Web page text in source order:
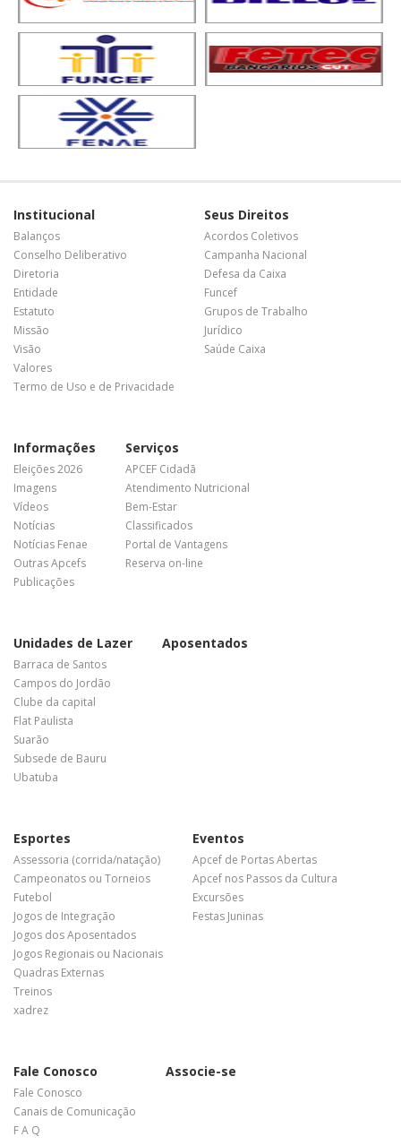
Institucional
Balanços
Conselho Deliberativo
Diretoria
Entidade
Estatuto
Missão
Visão
Valores
Termo de Uso e de Privacidade
Seus Direitos
Acordos Coletivos
Campanha Nacional
Defesa da Caixa
Funcef
Grupos de Trabalho
Jurídico
Saúde Caixa
Informações
Eleições 2026
Imagens
Vídeos
Notícias
Notícias Fenae
Outras Apcefs
Publicações
Serviços
APCEF Cidadã
Atendimento Nutricional
Bem-Estar
Classificados
Portal de Vantagens
Reserva on-line
Unidades de Lazer
Barraca de Santos
Campos do Jordão
Clube da capital
Flat Paulista
Suarão
Subsede de Bauru
Ubatuba
Aposentados
Esportes
Assessoria (corrida/natação)
Campeonatos ou Torneios
Futebol
Jogos de Integração
Jogos dos Aposentados
Jogos Regionais ou Nacionais
Quadras Externas
Treinos
xadrez
Eventos
Apcef de Portas Abertas
Apcef nos Passos da Cultura
Excursões
Festas Juninas
Fale Conosco
Fale Conosco
Canais de Comunicação
F A Q
Associe-se